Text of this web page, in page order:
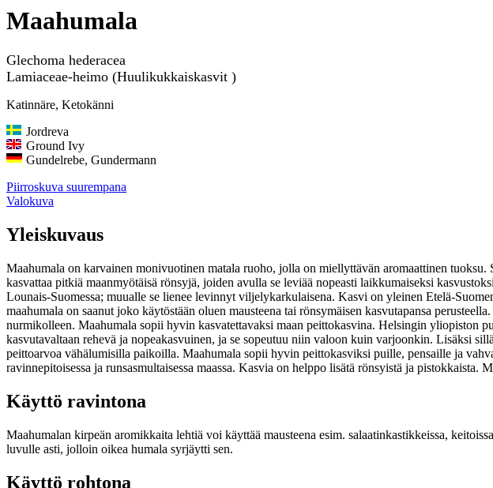
Maahumala
Glechoma hederacea
Lamiaceae-heimo (Huulikukkaiskasvit )
Katinnäre, Ketokänni
Jordreva
Ground Ivy
Gundelrebe, Gundermann
Piirroskuva suurempana
Valokuva
Yleiskuvaus
Maahumala on karvainen monivuotinen matala ruoho, jolla on miellyttävän aromaattinen
kasvattaa pitkiä maanmyötäisä rönsyjä, joiden avulla se leviää nopeasti laikkumaiseksi
Lounais-Suomessa; muualle se lienee levinnyt viljelykarkulaisena. Kasvi on yleinen Etelä-
maahumala on saanut joko käytöstään oluen mausteena tai rönsymäisen kasvutapansa
nurmikolleen. Maahumala sopii hyvin kasvatettavaksi maan peittokasvina. Helsingin yliopiston
kasvutavaltaan rehevä ja nopeakasvuinen, ja se sopeutuu niin valoon kuin varjoonkin. Lisäksi
peittoarvoa vähälumisilla paikoilla. Maahumala sopii hyvin peittokasviksi puille, pensaille ja
ravinnepitoisessa ja runsasmultaisessa maassa. Kasvia on helppo lisätä rönsyistä ja pistokkaista.
Käyttö ravintona
Maahumalan kirpeän aromikkaita lehtiä voi käyttää mausteena esim. salaatinkastikkeissa,
luvulle asti, jolloin oikea humala syrjäytti sen.
Käyttö rohtona